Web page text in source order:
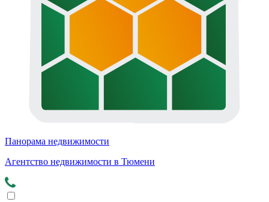
Панорама недвижимости
Агентство недвижимости в Тюмени